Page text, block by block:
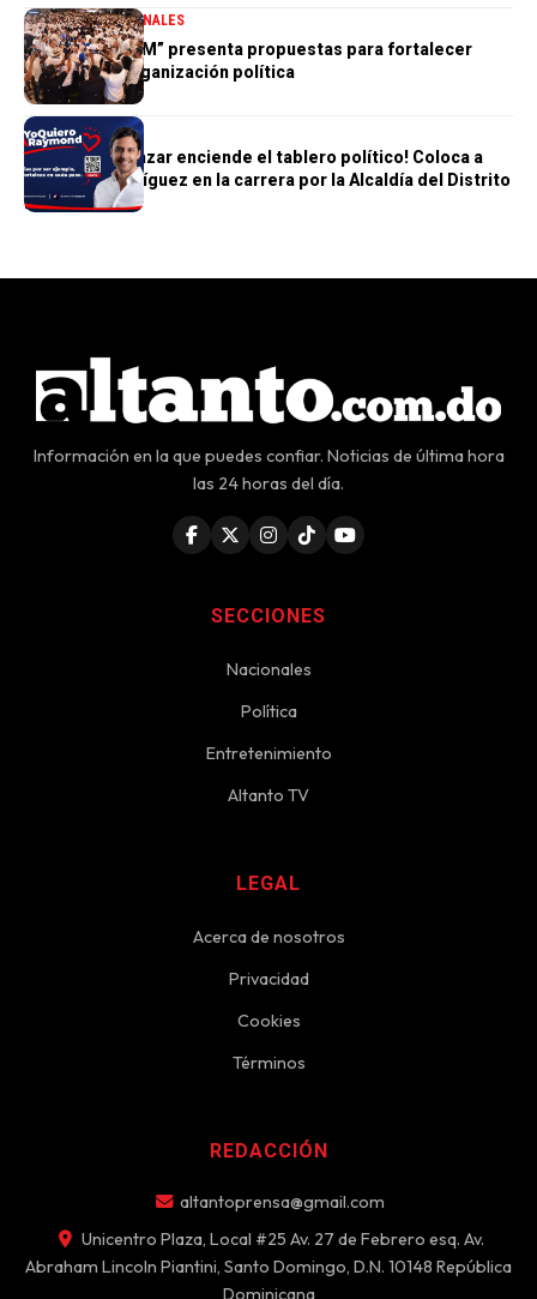
DESTACADANACIONALES
“Hablemos PRM” presenta propuestas para fortalecer
futuro de la organización política
POLÍTICA
Humberto Salazar enciende el tablero político! Coloca a
Raymond Rodríguez en la carrera por la Alcaldía del Distrito
Nacional
Información en la que puedes confiar. Noticias de última hora
las 24 horas del día.
SECCIONES
Nacionales
Política
Entretenimiento
Altanto TV
LEGAL
Acerca de nosotros
Privacidad
Cookies
Términos
REDACCIÓN
altantoprensa@gmail.com
Unicentro Plaza, Local #25 Av. 27 de Febrero esq. Av.
Abraham Lincoln Piantini, Santo Domingo, D.N. 10148 República
Dominicana